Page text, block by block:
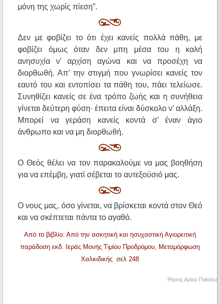
μόνη της χωρίς πίεση”.
Δεν με φοβίζει το ότι έχει κανείς πολλά πάθη, με
φοβίζει όμως όταν δεν μπη μέσα του η καλή
ανησυχία ν’ αρχίση αγώνα και να προσέχη να
διορθωθή. Απ’ την στιγμή που γνωρίσει κανείς τον
εαυτό του και εντοπίσει τα πάθη του, πάει τελείωσε.
Συνηθίζει κανείς σε ένα τρόπο ζωής και η συνήθεια
γίνεται δεύτερη φύση· έπειτα είναι δύσκολο ν’ αλλάξη.
Μπορεί να γεράση κανείς κοντά σ’ έναν άγιο
άνθρωπο και να μη διορθωθή.
Ο Θεός θέλει να τον παρακαλούμε να μας βοηθήση
για να επέμβη, γιατί σέβεται το αυτεξούσιό μας.
Ο νους μας, όσο γίνεται, να βρίσκεται κοντά στον Θεό
και να σκέπτεται πάντα το αγαθό.
Από το βιβλίο: Από την ασκητική και ησυχαστική Αγιορειτική
παράδοση εκδ. Ιεράς Μονής Τιμίου Προδρόμου, Μεταμόρφωση
Χαλκιδικής σελ 248
Ρήσεις Αγίου Παϊσίου